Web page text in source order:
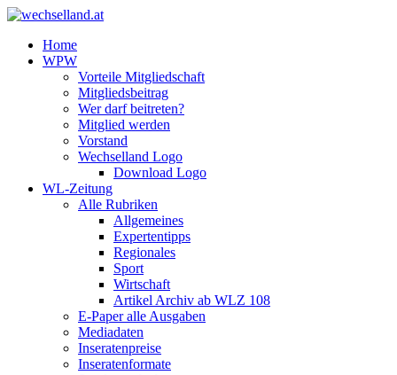
Home
WPW
Vorteile Mitgliedschaft
Mitgliedsbeitrag
Wer darf beitreten?
Mitglied werden
Vorstand
Wechselland Logo
Download Logo
WL-Zeitung
Alle Rubriken
Allgemeines
Expertentipps
Regionales
Sport
Wirtschaft
Artikel Archiv ab WLZ 108
E-Paper alle Ausgaben
Mediadaten
Inseratenpreise
Inseratenformate